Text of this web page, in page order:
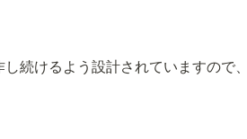
続けるよう設計されていますので、